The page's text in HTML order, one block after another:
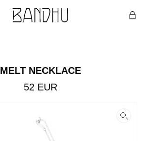
MELT NECKLACE
52 EUR